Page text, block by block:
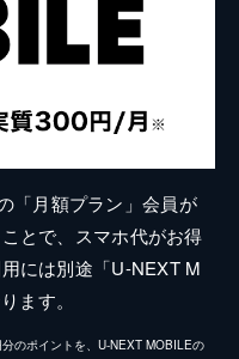
「月額プラン」会員が
とで、スマホ代がお得
には別途「U-NEXT M
ます。
のポイントを、U-NEXT MOBILEの